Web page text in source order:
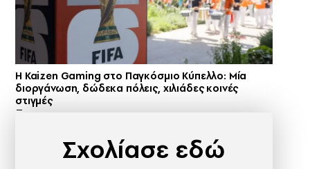
H Kaizen Gaming στο Παγκόσμιο Kύπελλο: Μία
διοργάνωση, δώδεκα πόλεις, χιλιάδες κοινές
στιγμές
Σχολίασε εδώ